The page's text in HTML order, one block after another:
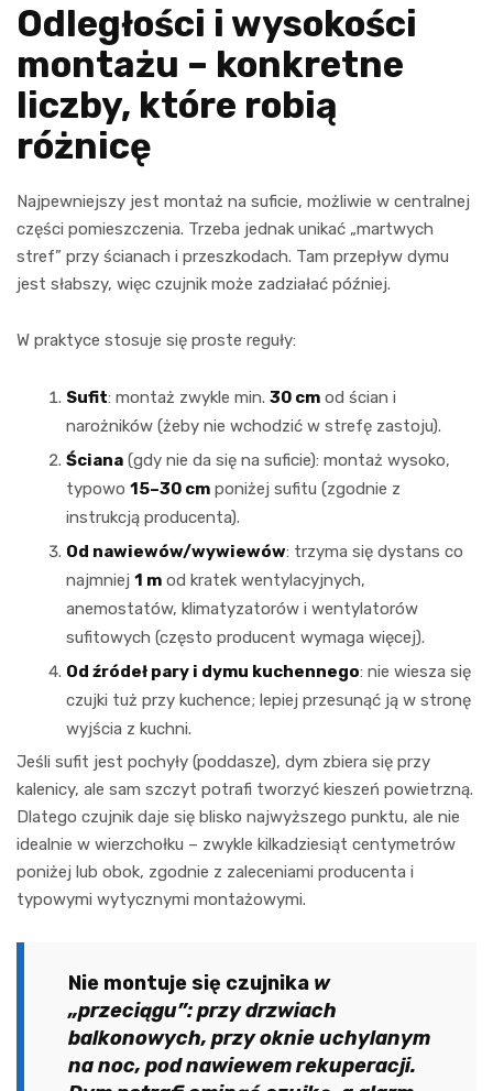
Odległości i wysokości
montażu – konkretne
liczby, które robią
różnicę
Najpewniejszy jest montaż na suficie, możliwie w centralnej
części pomieszczenia. Trzeba jednak unikać „martwych
stref” przy ścianach i przeszkodach. Tam przepływ dymu
jest słabszy, więc czujnik może zadziałać później.
W praktyce stosuje się proste reguły:
Sufit: montaż zwykle min. 30 cm od ścian i
narożników (żeby nie wchodzić w strefę zastoju).
Ściana (gdy nie da się na suficie): montaż wysoko,
typowo 15–30 cm poniżej sufitu (zgodnie z
instrukcją producenta).
Od nawiewów/wywiewów: trzyma się dystans co
najmniej 1 m od kratek wentylacyjnych,
anemostatów, klimatyzatorów i wentylatorów
sufitowych (często producent wymaga więcej).
Od źródeł pary i dymu kuchennego: nie wiesza się
czujki tuż przy kuchence; lepiej przesunąć ją w stronę
wyjścia z kuchni.
Jeśli sufit jest pochyły (poddasze), dym zbiera się przy
kalenicy, ale sam szczyt potrafi tworzyć kieszeń powietrzną.
Dlatego czujnik daje się blisko najwyższego punktu, ale nie
idealnie w wierzchołku – zwykle kilkadziesiąt centymetrów
poniżej lub obok, zgodnie z zaleceniami producenta i
typowymi wytycznymi montażowymi.
Nie montuje się czujnika w
„przeciągu”: przy drzwiach
balkonowych, przy oknie uchylanym
na noc, pod nawiewem rekuperacji.